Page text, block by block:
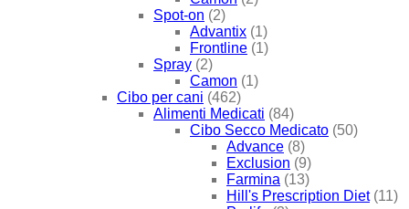
Spot-on (2)
Advantix (1)
Frontline (1)
Spray (2)
Camon (1)
Cibo per cani (462)
Alimenti Medicati (84)
Cibo Secco Medicato (50)
Advance (8)
Exclusion (9)
Farmina (13)
Hill's Prescription Diet (11)